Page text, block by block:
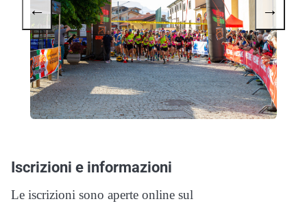
← →
Iscrizioni e informazioni
Le iscrizioni sono aperte online sul